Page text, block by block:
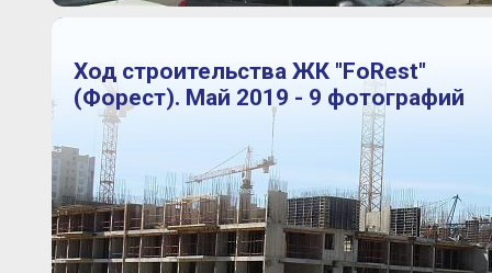
Ход строительства ЖК "FoRest"
(Форест). Май 2019 - 9 фотографий